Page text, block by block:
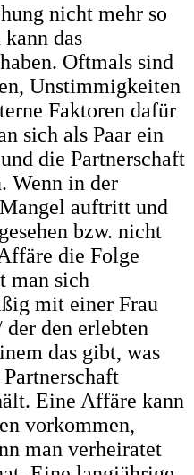
nicht mehr so
das
Oftmals sind
Unstimmigkeiten
Faktoren dafür
sich als Paar ein
die Partnerschaft
Wenn in der
auftritt und
bzw. nicht
die Folge
man sich
mit einer Frau
den erlebten
das gibt, was
Eine Affäre kann
vorkommen,
man verheiratet